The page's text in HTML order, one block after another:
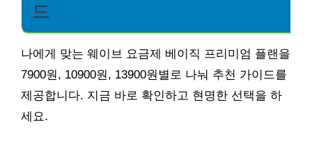
드
나에게 맞는 웨이브 요금제 베이직 프리미엄 플랜을
7900원, 10900원, 13900원별로 나눠 추천 가이드를
제공합니다. 지금 바로 확인하고 현명한 선택을 하
세요.